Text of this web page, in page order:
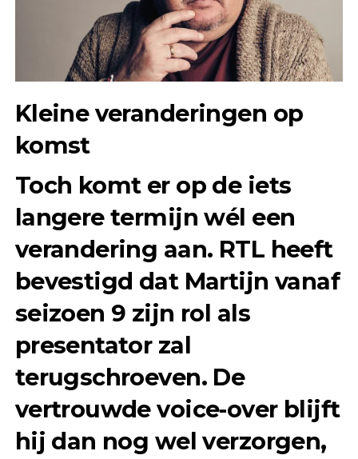
Kleine veranderingen op
komst
Toch komt er op de iets
langere termijn wél een
verandering aan. RTL heeft
bevestigd dat Martijn vanaf
seizoen 9 zijn rol als
presentator zal
terugschroeven. De
vertrouwde voice-over blijft
hij dan nog wel verzorgen,